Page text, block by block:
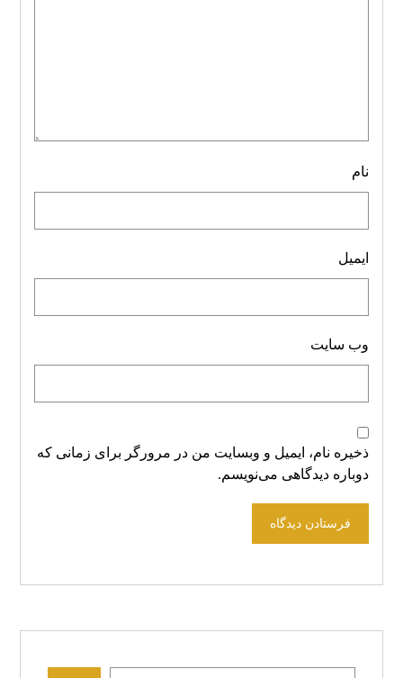
نام
ایمیل
وب‌ سایت
ذخیره نام، ایمیل و وبسایت من در مرورگر برای زمانی که
دوباره دیدگاهی می‌نویسم.